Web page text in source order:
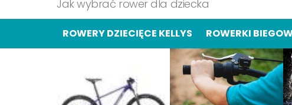
Jak wybrać rower dla dziecka
ROWERY DZIECIĘCE KELLYS ROWERKI